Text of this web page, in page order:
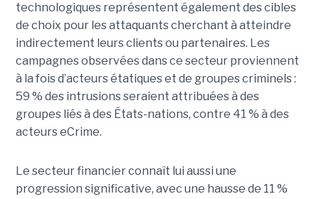
technologiques représentent également des cibles
de choix pour les attaquants cherchant à atteindre
indirectement leurs clients ou partenaires. Les
campagnes observées dans ce secteur proviennent
à la fois d’acteurs étatiques et de groupes criminels :
59 % des intrusions seraient attribuées à des
groupes liés à des États-nations, contre 41 % à des
acteurs eCrime.
Le secteur financier connaît lui aussi une
progression significative, avec une hausse de 11 %